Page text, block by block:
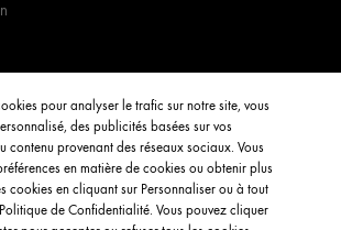
Consignes de tri
pour analyser le trafic sur notre site, vous
des publicités basées sur vos
contenu provenant des réseaux sociaux. Vous
en matière de cookies ou obtenir plus
cookies en cliquant sur Personnaliser ou à tout
de Confidentialité. Vous pouvez cliquer